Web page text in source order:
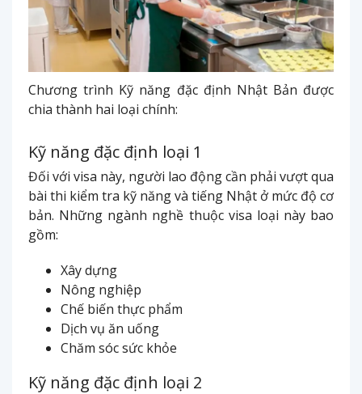
Chương trình Kỹ năng đặc định Nhật Bản được
chia thành hai loại chính:
Kỹ năng đặc định loại 1
Đối với visa này, người lao động cần phải vượt qua
bài thi kiểm tra kỹ năng và tiếng Nhật ở mức độ cơ
bản. Những ngành nghề thuộc visa loại này bao
gồm:
Xây dựng
Nông nghiệp
Chế biến thực phẩm
Dịch vụ ăn uống
Chăm sóc sức khỏe
Kỹ năng đặc định loại 2